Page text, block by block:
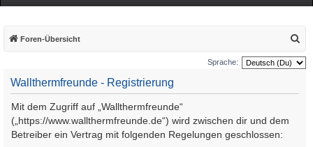
Foren-Übersicht
u
c
Sprache:
Wallthermfreunde - Registrierung
Mit dem Zugriff auf „Wallthermfreunde“
(„https://www.wallthermfreunde.de“) wird zwischen dir und dem
Betreiber ein Vertrag mit folgenden Regelungen geschlossen: